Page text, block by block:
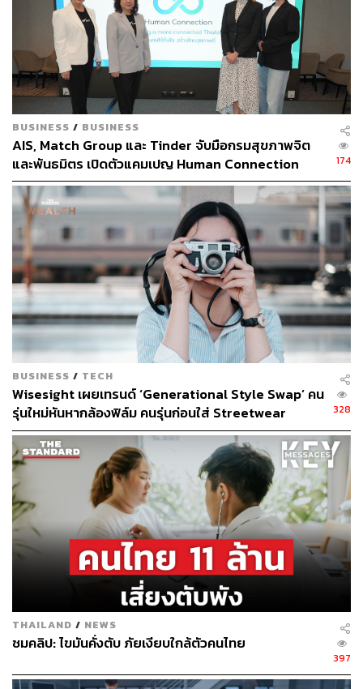
ที่สุดแล้วแม้ว่าศาสนาอาจไม่ใช่ยาวิเศษสำหรับปัญหาสุขภาพ
ทั้งหมด แต่ก็อาจมีบทบาทในการส่งเสริมสุขภาพและความ
เป็นอยู่ที่ดี หากถูกใช้อย่างพอเหมาะพอควร
https://www.wsj.com/articles/is-religion-good-for-your
-health-921814a7
สามารถติดตาม THE STANDARD WEALTH
ผ่านแอปพลิเคชันต่างๆ ที่คุณสะดวกหรือใช้งานอยู่แล้วได้เลย
TAGS: สุขภาพจิต ศาสนา ร่างกาย
ความเชื่อ
158
ABOUT THE AUTHOR
THE STANDARD WEALTH
สำนักข่าวเศรษฐกิจ ธุรกิจ และการลงทุน โดย
ทีมข่าว THE STANDARD
BUSINESS / BUSINESS
AIS, Match Group และ Tinder จับมือกรมสุขภาพจิต
และพันธมิตร เปิดตัวแคมเปญ Human Connection
รับมือปัญหาภาวะโดดเดี่ยวในไทย
174
BUSINESS / TECH
Wisesight เผยเทรนด์ ‘Generational Style Swap’ คน
รุ่นใหม่หันหากล้องฟิล์ม คนรุ่นก่อนใส่ Streetwear
สะท้อนอายุไม่ใช่ตัวกำหนดรสนิยม
328
THAILAND / NEWS
ชมคลิป: ไขมันคั่งตับ ภัยเงียบใกล้ตัวคนไทย
397